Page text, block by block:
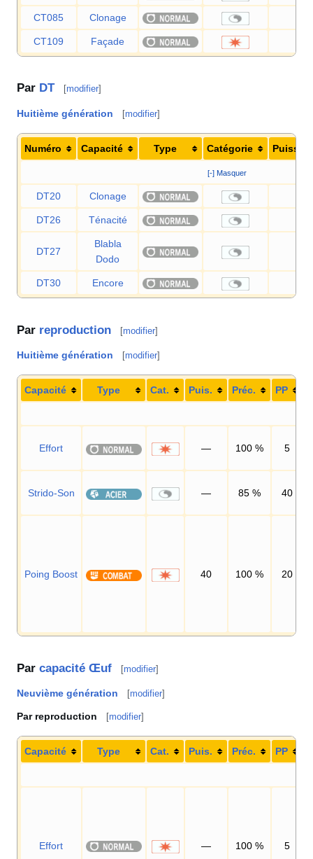
CT085 Clonage
CT109 Façade
Par DT [modifier]
Huitième génération [modifier]
Numéro Capacité Type Catégorie
[-] Masquer
DT20 Clonage
DT26 Ténacité
DT27
Blabla
Dodo
DT30 Encore
Par reproduction [modifier]
Huitième génération [modifier]
Capacité Type Cat. Puis. Préc. PP
Effort — 100 % 5
Strido-Son — 85 % 40
Poing Boost 40 100 % 20
Par capacité Œuf [modifier]
Neuvième génération [modifier]
Par reproduction [modifier]
Capacité Type Cat. Puis. Préc. PP
Effort — 100 % 5